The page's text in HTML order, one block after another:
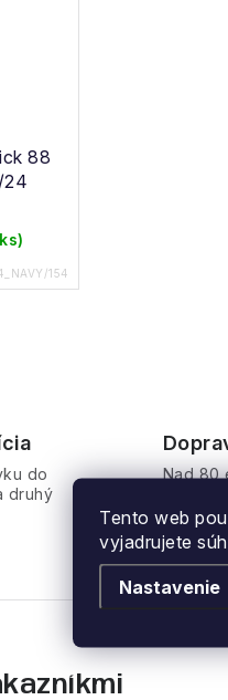
Tento web
vyjadrujete
Nastavenie
88
24
154
do
druhý
Nad 80